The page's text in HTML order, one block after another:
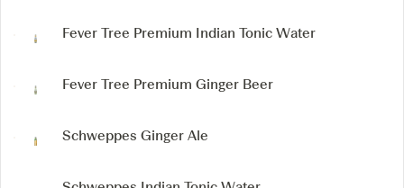
Fever Tree Premium Indian Tonic Water
Fever Tree Premium Ginger Beer
Schweppes Ginger Ale